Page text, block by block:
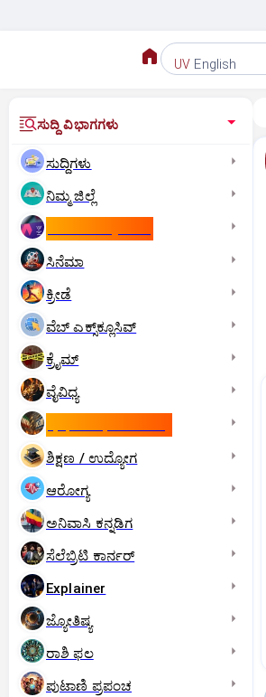
UV English
ಸುದ್ದಿ ವಿಭಾಗಗಳು
ಸುದ್ದಿಗಳು
ನಿಮ್ಮ ಜಿಲ್ಲೆ
ಸಿನೆಮಾ
ಕ್ರೀಡೆ
ವೆಬ್ ಎಕ್ಸ್‌ಕ್ಲೂಸಿವ್
ಕ್ರೈಮ್
ವೈವಿಧ್ಯ
ಶಿಕ್ಷಣ / ಉದ್ಯೋಗ
ಆರೋಗ್ಯ
ಅನಿವಾಸಿ ಕನ್ನಡಿಗ
ಸೆಲೆಬ್ರಿಟಿ ಕಾರ್ನರ್‌
Explainer
ಜ್ಯೋತಿಷ್ಯ
ರಾಶಿ ಫಲ
ಪುಟಾಣಿ ಪ್ರಪಂಚ